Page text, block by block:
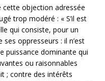
objection adressée
trop modéré : « S’il est
qui consiste, pour un
ses oppresseurs : il n’est
puissance dominante qui
ou raisonnables
; contre des intérêts